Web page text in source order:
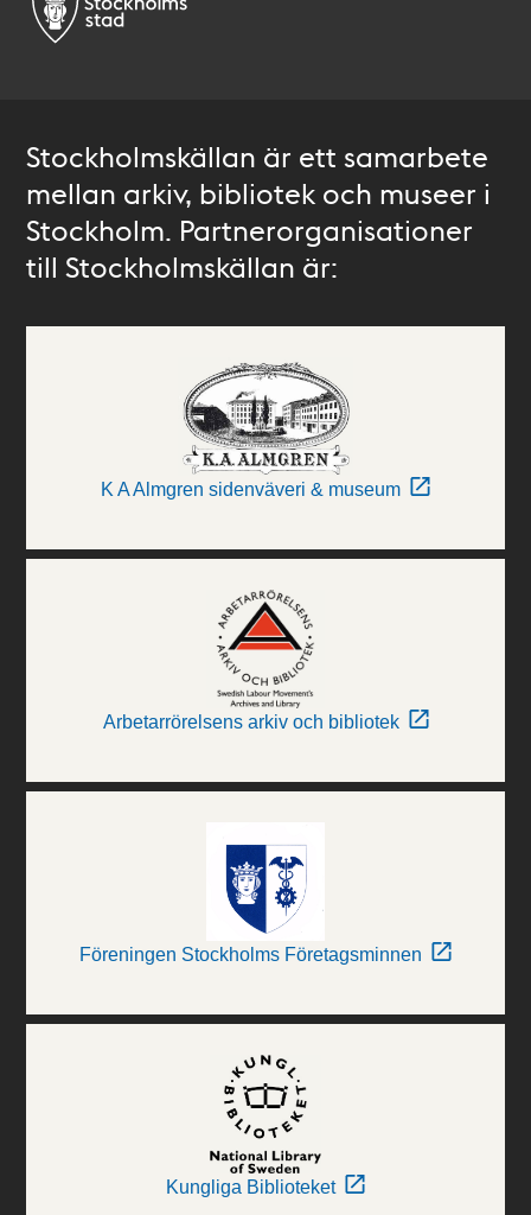
Stockholmskällan är ett samarbete
mellan arkiv, bibliotek och museer i
Stockholm. Partnerorganisationer
till Stockholmskällan är:
K A Almgren sidenväveri & museum
Arbetarrörelsens arkiv och bibliotek
Föreningen Stockholms Företagsminnen
Kungliga Biblioteket